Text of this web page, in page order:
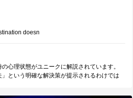
doesn
心理状態がユニークに解説されています。
」という明確な解決策が提示されるわけでは